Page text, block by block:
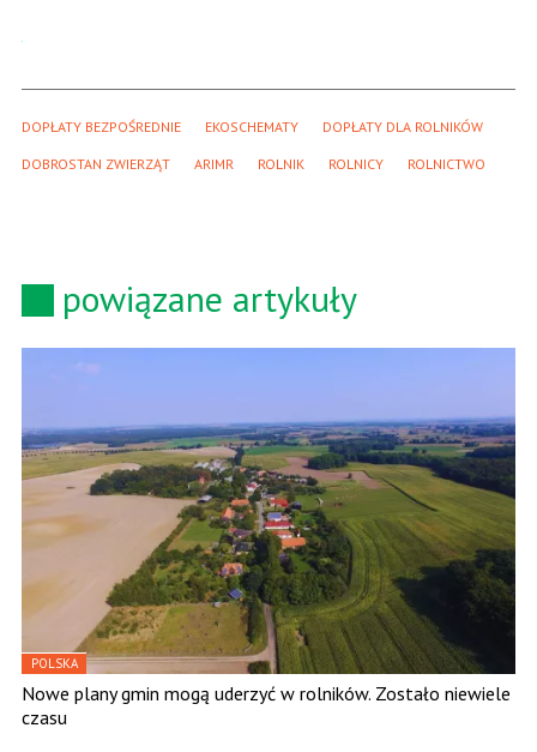
DOPŁATY BEZPOŚREDNIE EKOSCHEMATY DOPŁATY DLA ROLNIKÓW
DOBROSTAN ZWIERZĄT ARIMR ROLNIK ROLNICY ROLNICTWO
powiązane artykuły
POLSKA
Nowe plany gmin mogą uderzyć w rolników. Zostało niewiele
czasu